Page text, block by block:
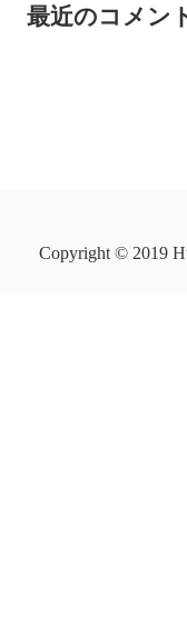
最近のコメン
Copyright © 2019